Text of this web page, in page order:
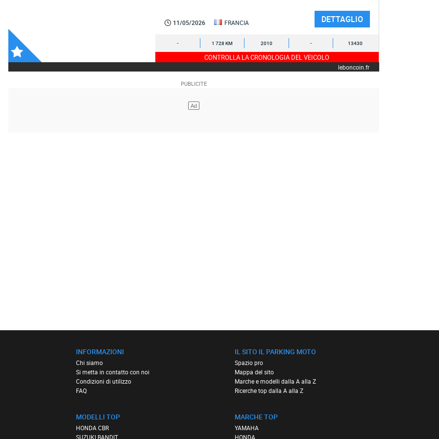
11/05/2026 FRANCIA DETTAGLIO
- 1 728 KM 2010 - 13430
CONTROLLA LA CRONOLOGIA DEL VEICOLO
leboncoin.fr
INFORMAZIONI
Chi siamo
Si metta in contatto con noi
Condizioni di utilizzo
FAQ
MODELLI TOP
HONDA CBR
SUZUKI BANDIT
IL SITO IL PARKING MOTO
Spazio pro
Mappa del sito
Marche e modelli dalla A alla Z
Ricerche top dalla A alla Z
MARCHE TOP
YAMAHA
HONDA